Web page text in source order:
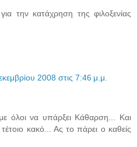
την κατάχρηση της φιλοξενίας
2008 στις 7:46 μ.μ.
όλοι να υπάρξει Κάθαρση... Και
κακό... Ας το πάρει ο καθείς